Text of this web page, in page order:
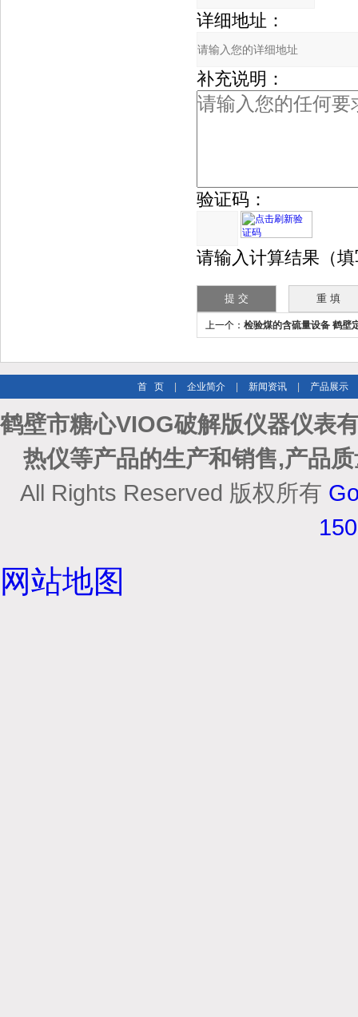
详细地址：
补充说明：
验证码：
请输入计算结果（
上一个： 检验煤的含硫量设备 鹤壁
首 页 企业简介 新闻资讯 产品展示
鹤壁市糖心VIOG破解版仪器仪表
热仪等产品的生产和销售,产品
All Rights Reserved 版权所有
网站地图